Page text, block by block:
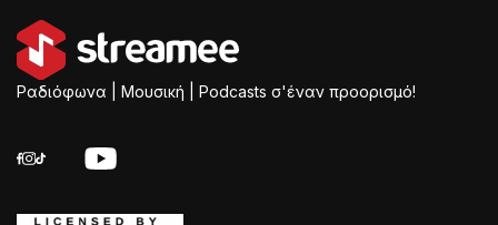
Ραδιόφωνα | Μουσική | Podcasts σ'έναν προορισμό!